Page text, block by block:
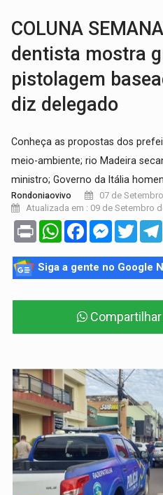
COLUNA
dentista mostra
pistolagem
diz delegado
Conheça as propostas dos
meio-ambiente; rio Madeira
ministro; Governo da Itália
Rondoniaovivo
07 de
Atualizada em : 09 de Setembro
Print WhatsAppFacebookMessenger
Siga a gente no Google